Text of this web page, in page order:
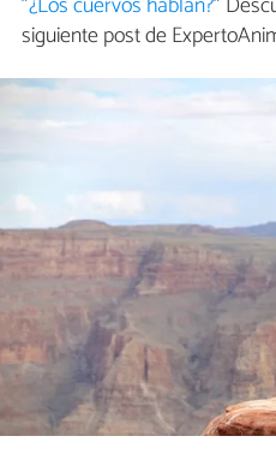
siguiente post de